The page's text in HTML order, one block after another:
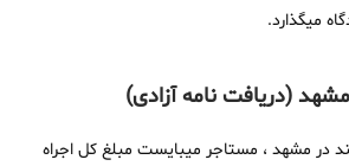
میگذارد.
در مشهد ، مستاجر میبایست مبلغ کل اجراه